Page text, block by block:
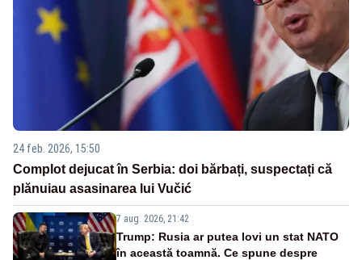
24 feb. 2026, 15:50
Complot dejucat în Serbia: doi bărbați, suspectați că
plănuiau asasinarea lui Vučić
7 aug. 2026, 21:42
Trump: Rusia ar putea lovi un stat NATO
în această toamnă. Ce spune despre